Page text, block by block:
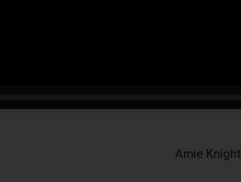
Amie Knight